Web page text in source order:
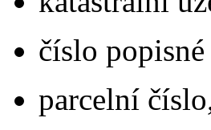
číslo
parcelní